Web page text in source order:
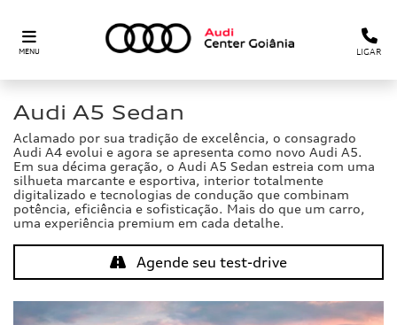
MENU LIGAR
Audi A5 Sedan
Aclamado por sua tradição de excelência, o consagrado
Audi A4 evolui e agora se apresenta como novo Audi A5.
Em sua décima geração, o Audi A5 Sedan estreia com uma
silhueta marcante e esportiva, interior totalmente
digitalizado e tecnologias de condução que combinam
potência, eficiência e sofisticação. Mais do que um carro,
uma experiência premium em cada detalhe.
Agende seu test-drive